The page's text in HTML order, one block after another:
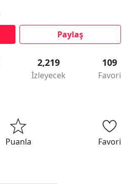
Paylaş
2,219
İzleyecek
109
Favori
Puanla Favori